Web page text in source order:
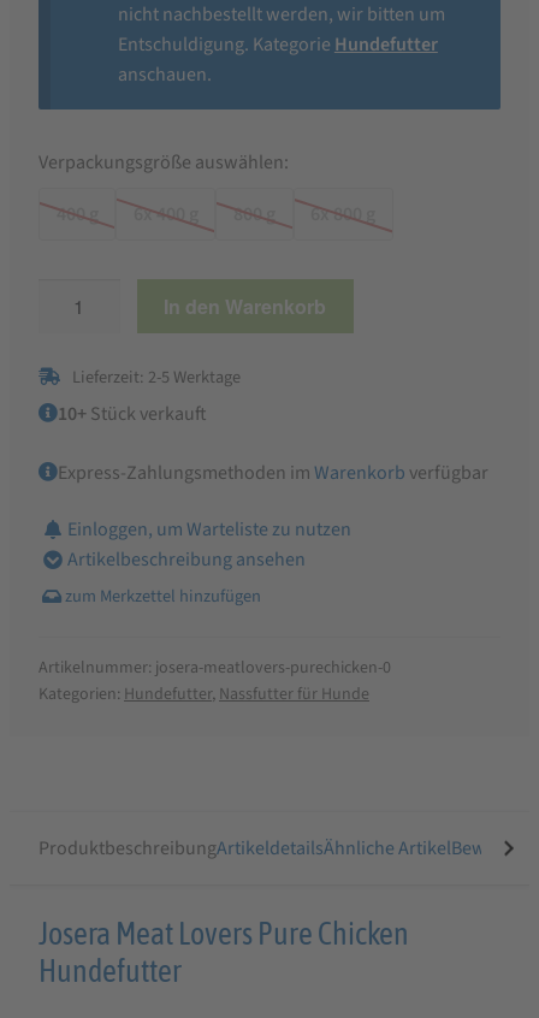
nicht nachbestellt werden, wir bitten um
Entschuldigung. Kategorie Hundefutter
anschauen.
Verpackungsgröße auswählen:
400 g
6x 400 g 800 g 6x 800 g
Pure
Chicken
In den Warenkorb
Lieferzeit: 2-5 Werktage
10+Stück verkauft
Express-Zahlungsmethoden imWarenkorb verfügbar
Einloggen, um Warteliste zu nutzen
Artikelbeschreibung ansehen
Artikelnummer: josera-meatlovers-purechicken-0
Kategorien: Hundefutter, Nassfutter für Hunde
ProduktbeschreibungArtikeldetailsÄhnliche Artikel
Produktbeschreibung
für
Josera Meat Lovers Pure Chicken
Hundefutter